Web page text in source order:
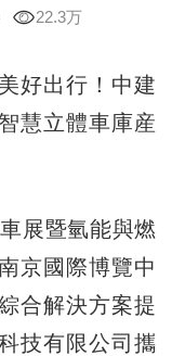
22.3万
好出行！中建
慧立體車庫産
展暨氫能與燃
京國際博覽中
合解決方案提
技有限公司攜